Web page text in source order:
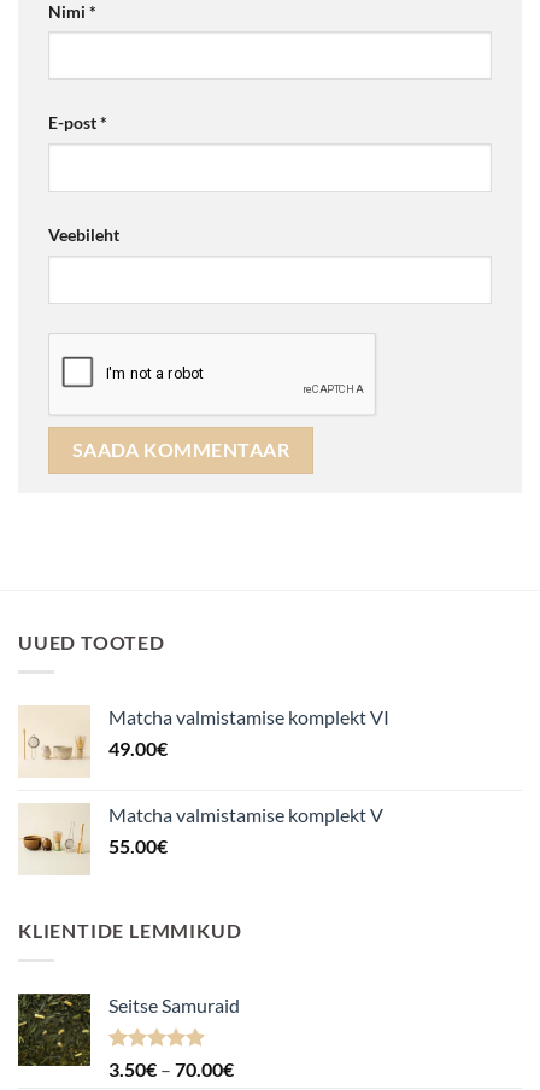
Nimi *
E-post*
Veebileht
UUED TOOTED
Matcha valmistamise komplekt VI
49.00€
Matcha valmistamise komplekt V
55.00€
KLIENTIDE LEMMIKUD
Seitse Samuraid
Hinnanguga
3.50€ – 70.00€Hinnavahemik: